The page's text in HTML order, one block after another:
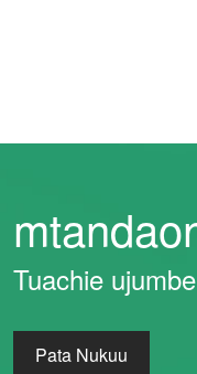
Tuachie ujumbe
Pata Nukuu